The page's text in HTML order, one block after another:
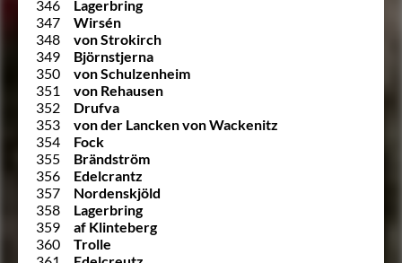
346
Lagerbring
347
Wirsén
348
von Strokirch
349
Björnstjerna
350
von Schulzenheim
351
von Rehausen
352
Drufva
353
von der Lancken von Wackenitz
354
Fock
355
Brändström
356
Edelcrantz
357
Nordenskjöld
358
Lagerbring
359
af Klinteberg
360
Trolle